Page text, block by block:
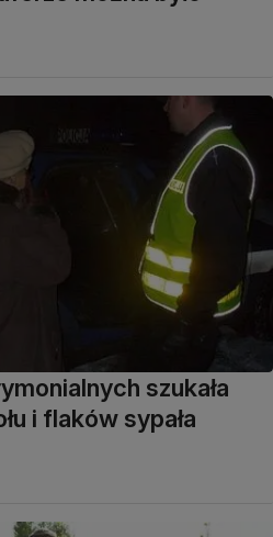
szukała
i flaków sypała